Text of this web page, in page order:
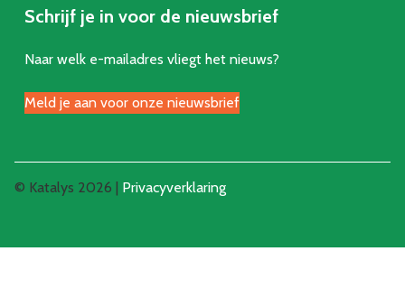
Schrijf je in voor de nieuwsbrief
Naar welk e-mailadres vliegt het nieuws?
Meld je aan voor onze nieuwsbrief
© Katalys 2026 | Privacyverklaring